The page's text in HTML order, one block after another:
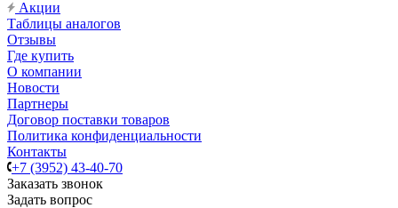
Акции
Таблицы аналогов
Отзывы
Где купить
О компании
Новости
Партнеры
Договор поставки товаров
Политика конфиденциальности
Контакты
+7 (3952) 43-40-70
Заказать звонок
Задать вопрос